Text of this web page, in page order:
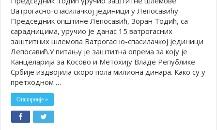
Ватрогасно-спасилачкој јединици y Лепосавићy
Председник општине Лепосавић, Зоран Тодић, са
сарадницима, уручио је данас 15 ватрогасних
заштитних шлемова Ватрогасно-спасилачкој јединици
Лепосавић.У питању је заштитна опрема за коју је
Канцеларија за Косово и Метохију Владе Републике
Србије издвојила скоро пола милиона динара. Како су у
претходном …
Опширније »